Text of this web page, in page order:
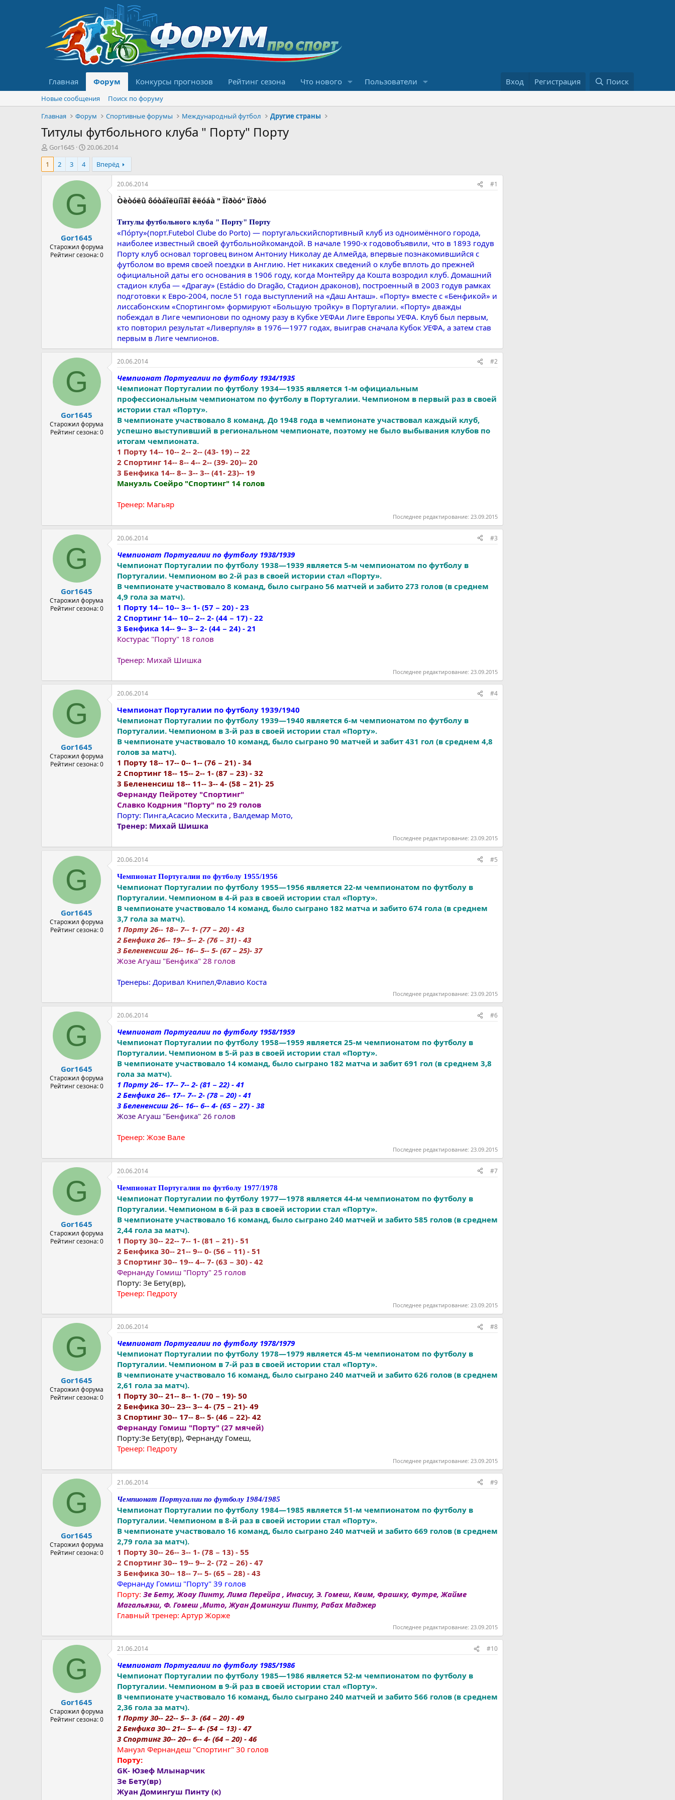
Главная Форум Конкурсы прогнозов Рейтинг сезона Что нового Пользователи Вход Регистрация Поиск
Новые сообщения
Поиск по форуму
Главная
Форум Спортивные форумы Международный футбол Другие страны
Титулы футбольного клуба " Порту" Порту
А
в
о
м
Gor1645
Д
а
а
н
а
20.06.2014
1
2 3 4 Вперёд
G
Gor1645
Старожил форума
Рейтинг сезона: 0
20.06.2014 #1
Òèòóëû ôóòáîëüíîãî êëóáà " Ïîðòó" Ïîðòó
Титулы футбольного клуба " Порту" Порту
«По́рту»(порт.Futebol Clube do Porto) — португальскийспортивный клуб из одноимённого города,
наиболее известный своей футбольнойкомандой. В начале 1990-х годовобъявили, что в 1893 годув
Порту клуб основал торговец вином Антониу Николау де Алмейда, впервые познакомившийся с
футболом во время своей поездки в Англию. Нет никаких сведений о клубе вплоть до прежней
официальной даты его основания в 1906 году, когда Монтейру да Кошта возродил клуб. Домашний
стадион клуба — «Драгау» (Estádio do Dragão, Стадион драконов), построенный в 2003 годув рамках
подготовки к Евро-2004, после 51 года выступлений на «Даш Анташ». «Порту» вместе с «Бенфикой» и
лиссабонским «Спортингом» формируют «Большую тройку» в Португалии. «Порту» дважды
побеждал в Лиге чемпионови по одному разу в Кубке УЕФАи Лиге Европы УЕФА. Клуб был первым,
кто повторил результат «Ливерпуля» в 1976—1977 годах, выиграв сначала Кубок УЕФА, а затем став
первым в Лиге чемпионов.
G
Gor1645
Старожил форума
Рейтинг сезона: 0
20.06.2014 #2
Чемпионат Португалии по футболу 1934/1935
Чемпионат Португалии по футболу 1934—1935 является 1-м официальным
профессиональным чемпионатом по футболу в Португалии. Чемпионом в первый раз в своей
истории стал «Порту».
В чемпионате участвовало 8 команд. До 1948 года в чемпионате участвовал каждый клуб,
успешно выступивший в региональном чемпионате, поэтому не было выбывания клубов по
итогам чемпионата.
1 Порту 14-- 10-- 2-- 2-- (43- 19) -- 22
2 Спортинг 14-- 8-- 4-- 2-- (39- 20)-- 20
3 Бенфика 14-- 8-- 3-- 3-- (41- 23)-- 19
Мануэль Соейро "Спортинг" 14 голов
Тренер: Магьяр
Последнее редактирование: 23.09.2015
G
Gor1645
Старожил форума
Рейтинг сезона: 0
20.06.2014 #3
Чемпионат Португалии по футболу 1938/1939
Чемпионат Португалии по футболу 1938—1939 является 5-м чемпионатом по футболу в
Португалии. Чемпионом во 2-й раз в своей истории стал «Порту».
В чемпионате участвовало 8 команд, было сыграно 56 матчей и забито 273 голов (в среднем
4,9 гола за матч).
1 Порту 14-- 10-- 3-- 1- (57 − 20) - 23
2 Спортинг 14-- 10-- 2-- 2- (44 − 17) - 22
3 Бенфика 14-- 9-- 3-- 2- (44 − 24) - 21
Костурас "Порту" 18 голов
Тренер: Михай Шишка
Последнее редактирование: 23.09.2015
G
Gor1645
Старожил форума
Рейтинг сезона: 0
20.06.2014 #4
Чемпионат Португалии по футболу 1939/1940
Чемпионат Португалии по футболу 1939—1940 является 6-м чемпионатом по футболу в
Португалии. Чемпионом в 3-й раз в своей истории стал «Порту».
В чемпионате участвовало 10 команд, было сыграно 90 матчей и забит 431 гол (в среднем 4,8
голов за матч).
1 Порту 18-- 17-- 0-- 1-- (76 − 21) - 34
2 Спортинг 18-- 15-- 2-- 1- (87 − 23) - 32
3 Белененсиш 18-- 11-- 3-- 4- (58 − 21)- 25
Фернанду Пейротеу "Спортинг"
Славко Кодрния "Порту" по 29 голов
Порту: Пинга,Асасио Мескита , Валдемар Мото,
Тренер: Михай Шишка
Последнее редактирование: 23.09.2015
G
Gor1645
Старожил форума
Рейтинг сезона: 0
20.06.2014 #5
Чемпионат Португалии по футболу 1955/1956
Чемпионат Португалии по футболу 1955—1956 является 22-м чемпионатом по футболу в
Португалии. Чемпионом в 4-й раз в своей истории стал «Порту».
В чемпионате участвовало 14 команд, было сыграно 182 матча и забито 674 гола (в среднем
3,7 гола за матч).
1 Порту 26-- 18-- 7-- 1- (77 − 20) - 43
2 Бенфика 26-- 19-- 5-- 2- (76 − 31) - 43
3 Белененсиш 26-- 16-- 5-- 5- (67 − 25)- 37
Жозе Агуаш "Бенфика" 28 голов
Тренеры: Доривал Книпел,Флавио Коста
Последнее редактирование: 23.09.2015
G
Gor1645
Старожил форума
Рейтинг сезона: 0
20.06.2014 #6
Чемпионат Португалии по футболу 1958/1959
Чемпионат Португалии по футболу 1958—1959 является 25-м чемпионатом по футболу в
Португалии. Чемпионом в 5-й раз в своей истории стал «Порту».
В чемпионате участвовало 14 команд, было сыграно 182 матча и забит 691 гол (в среднем 3,8
гола за матч).
1 Порту 26-- 17-- 7-- 2- (81 − 22) - 41
2 Бенфика 26-- 17-- 7-- 2- (78 − 20) - 41
3 Белененсиш 26-- 16-- 6-- 4- (65 − 27) - 38
Жозе Агуаш "Бенфика" 26 голов
Тренер: Жозе Вале
Последнее редактирование: 23.09.2015
G
Gor1645
Старожил форума
Рейтинг сезона: 0
20.06.2014 #7
Чемпионат Португалии по футболу 1977/1978
Чемпионат Португалии по футболу 1977—1978 является 44-м чемпионатом по футболу в
Португалии. Чемпионом в 6-й раз в своей истории стал «Порту».
В чемпионате участвовало 16 команд, было сыграно 240 матчей и забито 585 голов (в среднем
2,44 гола за матч).
1 Порту 30-- 22-- 7-- 1- (81 − 21) - 51
2 Бенфика 30-- 21-- 9-- 0- (56 − 11) - 51
3 Спортинг 30-- 19-- 4-- 7- (63 − 30) - 42
Фернанду Гомиш "Порту" 25 голов
Порту: Зе Бету(вр),
Тренер: Педроту
Последнее редактирование: 23.09.2015
G
Gor1645
Старожил форума
Рейтинг сезона: 0
20.06.2014 #8
Чемпионат Португалии по футболу 1978/1979
Чемпионат Португалии по футболу 1978—1979 является 45-м чемпионатом по футболу в
Португалии. Чемпионом в 7-й раз в своей истории стал «Порту».
В чемпионате участвовало 16 команд, было сыграно 240 матчей и забито 626 голов (в среднем
2,61 гола за матч).
1 Порту 30-- 21-- 8-- 1- (70 − 19)- 50
2 Бенфика 30-- 23-- 3-- 4- (75 − 21)- 49
3 Спортинг 30-- 17-- 8-- 5- (46 − 22)- 42
Фернанду Гомиш "Порту" (27 мячей)
Порту:Зе Бету(вр), Фернанду Гомеш,
Тренер: Педроту
Последнее редактирование: 23.09.2015
G
Gor1645
Старожил форума
Рейтинг сезона: 0
21.06.2014 #9
Чемпионат Португалии по футболу 1984/1985
Чемпионат Португалии по футболу 1984—1985 является 51-м чемпионатом по футболу в
Португалии. Чемпионом в 8-й раз в своей истории стал «Порту».
В чемпионате участвовало 16 команд, было сыграно 240 матчей и забито 669 голов (в среднем
2,79 гола за матч).
1 Порту 30-- 26-- 3-- 1- (78 − 13) - 55
2 Спортинг 30-- 19-- 9-- 2- (72 − 26) - 47
3 Бенфика 30-- 18-- 7-- 5- (65 − 28) - 43
Фернанду Гомиш "Порту" 39 голов
Порту: Зе Бету, Жоау Пинту, Лима Перейра , Инасиу, Э. Гомеш, Квим, Фрашку, Футре, Жайме
Магальяэш, Ф. Гомеш ,Мито, Жуан Домингуш Пинту, Рабах Маджер
Главный тренер: Артур Жорже
Последнее редактирование: 23.09.2015
G
Gor1645
Старожил форума
Рейтинг сезона: 0
21.06.2014 #10
Чемпионат Португалии по футболу 1985/1986
Чемпионат Португалии по футболу 1985—1986 является 52-м чемпионатом по футболу в
Португалии. Чемпионом в 9-й раз в своей истории стал «Порту».
В чемпионате участвовало 16 команд, было сыграно 240 матчей и забито 566 голов (в среднем
2,36 гола за матч).
1 Порту 30-- 22-- 5-- 3- (64 − 20) - 49
2 Бенфика 30-- 21-- 5-- 4- (54 − 13) - 47
3 Спортинг 30-- 20-- 6-- 4- (64 − 20) - 46
Мануэл Фернандеш "Спортинг" 30 голов
Порту:
GK- Юзеф Млынарчик
Зе Бету(вр)
Жуан Домингуш Пинту (к)